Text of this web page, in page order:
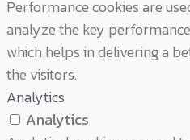
Performance cookies are
analyze the key
which helps in delivering a
the visitors.
Analytics
Analytics